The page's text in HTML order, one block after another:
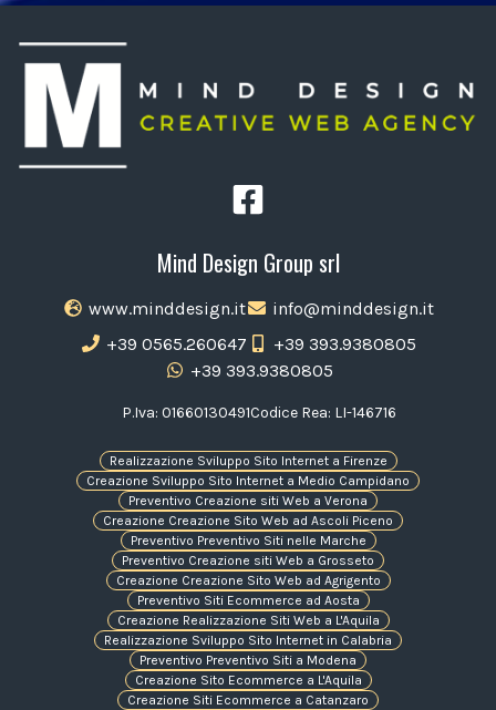
Mind Design Group srl
www.minddesign.it
info@minddesign.it
+39 0565.260647
+39 393.9380805
+39 393.9380805
P.Iva: 01660130491Codice Rea: LI-146716
Realizzazione Sviluppo Sito Internet a Firenze
Creazione Sviluppo Sito Internet a Medio Campidano
Preventivo Creazione siti Web a Verona
Creazione Creazione Sito Web ad Ascoli Piceno
Preventivo Preventivo Siti nelle Marche
Preventivo Creazione siti Web a Grosseto
Creazione Creazione Sito Web ad Agrigento
Preventivo Siti Ecommerce ad Aosta
Creazione Realizzazione Siti Web a L'Aquila
Realizzazione Sviluppo Sito Internet in Calabria
Preventivo Preventivo Siti a Modena
Creazione Sito Ecommerce a L'Aquila
Creazione Siti Ecommerce a Catanzaro